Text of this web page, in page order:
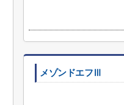
メゾンドエフⅢ